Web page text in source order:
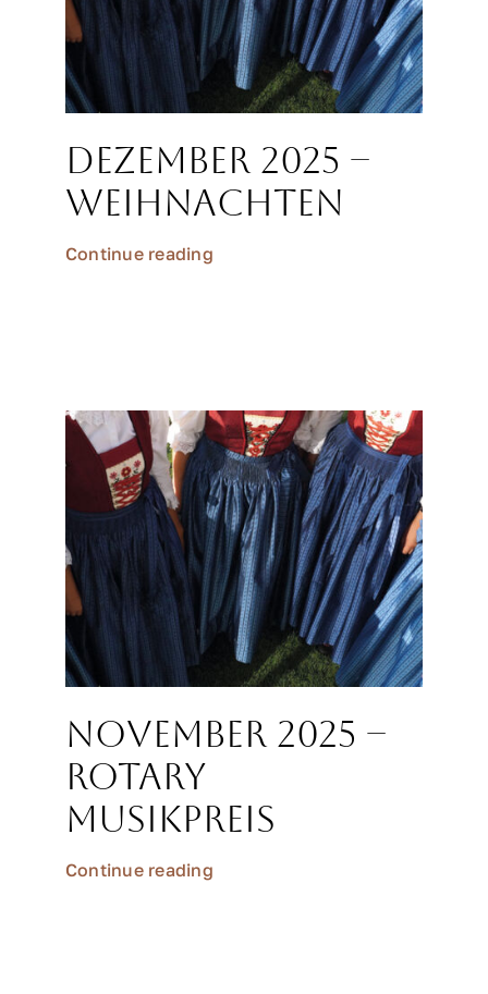
Dezember 2025 –
Weihnachten
Continue reading
November 2025 –
Rotary
Musikpreis
Continue reading